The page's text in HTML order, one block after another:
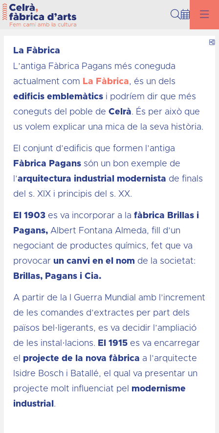
La Fàbrica
L’antiga Fàbrica Pagans més coneguda
actualment com La Fàbrica, és un dels
edificis emblemàtics i podríem dir que més
coneguts del poble deCelrà. És per això que
us volem explicar una mica de la seva història.
El conjunt d’edificis que formen l’antiga
Fàbrica Pagans són un bon exemple de
l’arquitectura industrial modernista de finals
del s. XIX i principis del s. XX.
El 1903 es va incorporar a lafàbrica Brillas i
Pagans, Albert Fontana Almeda, fill d’un
negociant de productes químics, fet que va
provocar un canvi en el nom de la societat:
Brillas, Pagans i Cia.
A partir de la I Guerra Mundial amb l’increment
de les comandes d’extractes per part dels
països bel·ligerants, es va decidir l’ampliació
de les instal·lacions. El 1915 es va encarregar
el projecte de la nova fàbrica a l’arquitecte
Isidre Bosch i Batallé, el qual va presentar un
projecte molt influenciat pel modernisme
industrial .